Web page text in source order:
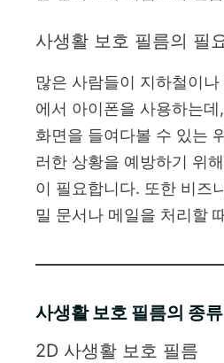
사생활 보호 필름의 필
많은 사람들이 지하철이
에서 아이폰을 사용하는
화면을 들여다볼 수 있는
러한 상황을 예방하기 위
이 필요합니다. 또한 비즈
밀 문서나 메일을 처리할
사생활 보호 필름의 종류
2D 사생활 보호 필름